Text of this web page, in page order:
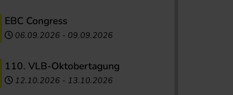
EBC Congress
06.09.2026 - 09.09.2026
110. VLB-Oktobertagung
12.10.2026 - 13.10.2026